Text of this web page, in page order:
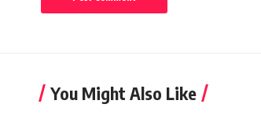
You Might Also Like